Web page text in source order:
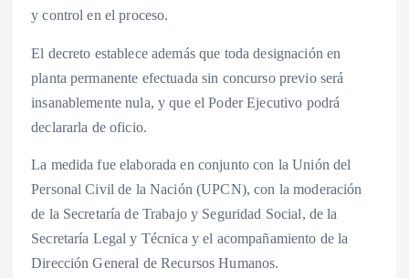
y control en el proceso.
El decreto establece además que toda designación en
planta permanente efectuada sin concurso previo será
insanablemente nula, y que el Poder Ejecutivo podrá
declararla de oficio.
La medida fue elaborada en conjunto con la Unión del
Personal Civil de la Nación (UPCN), con la moderación
de la Secretaría de Trabajo y Seguridad Social, de la
Secretaría Legal y Técnica y el acompañamiento de la
Dirección General de Recursos Humanos.